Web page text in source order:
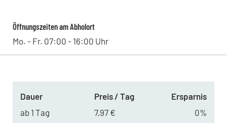
Öffnungszeiten am Abholort
Mo. - Fr. 07:00 - 16:00 Uhr
Dauer Preis / Tag
Ersparnis
ab 1 Tag
7,97 €
0%